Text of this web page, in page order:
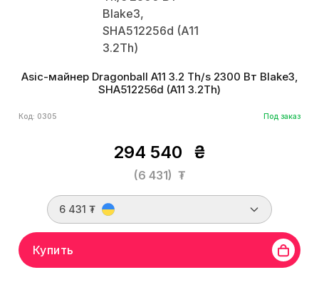
Asic-майнер Dragonball A11 3.2 Th/s 2300 Вт Blake3,
SHA512256d (A11 3.2Th)
Код: 0305 Под заказ
294 540 ₴
(6 431) ₮
6 431 ₮
Купить